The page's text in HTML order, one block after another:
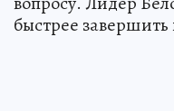
быстрее